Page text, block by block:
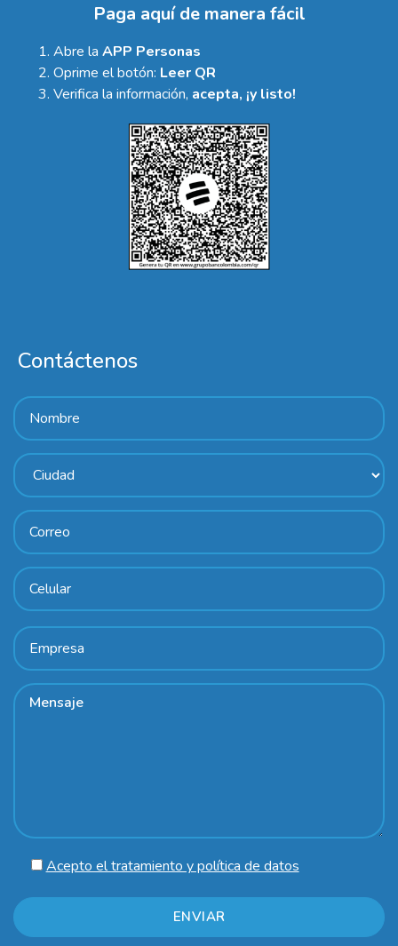
Paga aquí de manera fácil
Abre la APP Personas
Oprime el botón: Leer QR
Verifica la información, acepta, ¡y listo!
Contáctenos
Acepto el tratamiento y política de datos